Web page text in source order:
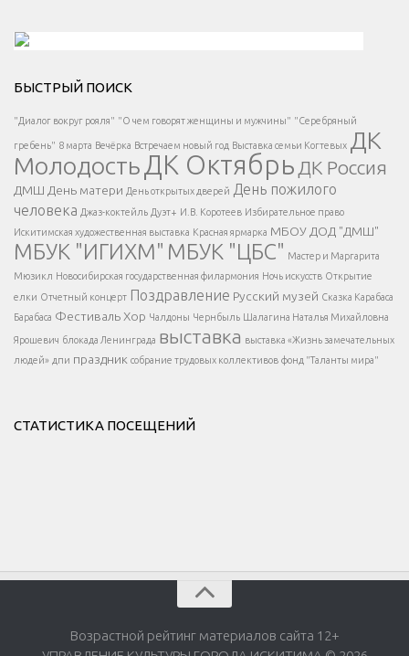
Есть вопрос?
Напишите нам
</span >
Написать
</button >
</div >
</div > </div >
БЫСТРЫЙ ПОИСК
"Диалог вокруг рояля" "О чем говорят женщины и мужчины" "Серебряный
гребень" 8 марта Вечёрка Встречаем новый год Выставка семьи Когтевых ДК
МолодостьДК Октябрь ДК Россия
ДМШ День матери День открытых дверей День пожилого
человека Джаз-коктейль Дуэт+ И.В. Коротеев Избирательное право
Искитимская художественная выставка Красная ярмарка МБОУ ДОД "ДМШ"
МБУК "ИГИХМ" МБУК "ЦБС" Мастер и Маргарита
Мюзикл Новосибирская государственная филармония Ночь искусств Открытие
елки Отчетный концерт Поздравление Русский музей Сказка Карабаса
Барабаса Фестиваль Хор Чалдоны Чернбыль Шалагина Наталья Михайловна
Ярошевич блокада Ленинграда выставка выставка «Жизнь замечательных
людей» дпи праздник собрание трудовых коллективов фонд "Таланты мира"
СТАТИСТИКА ПОСЕЩЕНИЙ
Возрастной рейтинг материалов сайта 12+